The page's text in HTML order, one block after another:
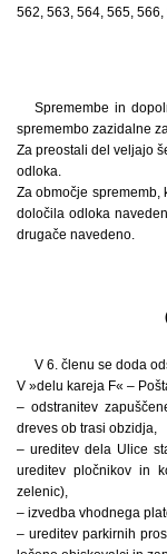
562, 563, 564, 565, 566,
Spremembe in
spremembo zazidalne
Za preostali del veljajo
odloka.
Za območje sprememb,
določila odloka
drugače navedeno.
V 6. členu se doda
V »delu kareja F« –
– odstranitev
dreves ob trasi obzidja,
– ureditev dela Ulice
ureditev pločnikov in
zelenic),
– izvedba vhodnega
– ureditev parkirnih